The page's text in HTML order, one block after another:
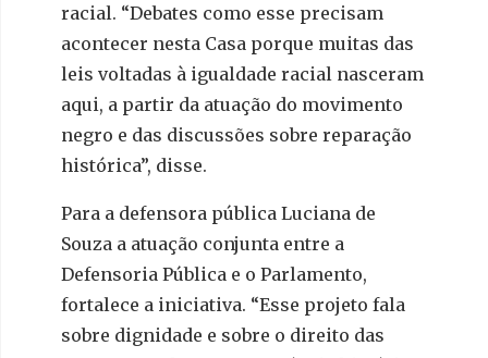
racial. “Debates como esse precisam
acontecer nesta Casa porque muitas das
leis voltadas à igualdade racial nasceram
aqui, a partir da atuação do movimento
negro e das discussões sobre reparação
histórica”, disse.
Para a defensora pública Luciana de
Souza a atuação conjunta entre a
Defensoria Pública e o Parlamento,
fortalece a iniciativa. “Esse projeto fala
sobre dignidade e sobre o direito das